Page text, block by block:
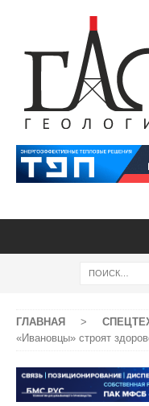
ГЛАВНАЯ >
«Ивановцы» строят